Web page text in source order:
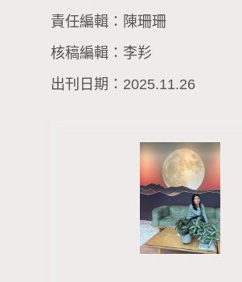
責任編輯：陳珊珊
核稿編輯：李羏
出刊日期：2025.11.26